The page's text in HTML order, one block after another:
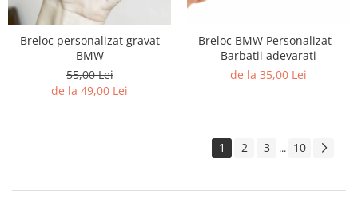
Breloc personalizat gravat
BMW
55,00 Lei
de la 49,00 Lei
Breloc BMW Personalizat -
Barbatii adevarati
de la 35,00 Lei
1 2 3 ... 10